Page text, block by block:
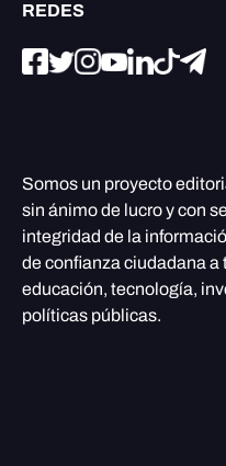
REDES
Somos un proyecto
sin ánimo de lucro y con
integridad de la
de confianza ciudadana a
educación, tecnología,
políticas públicas.